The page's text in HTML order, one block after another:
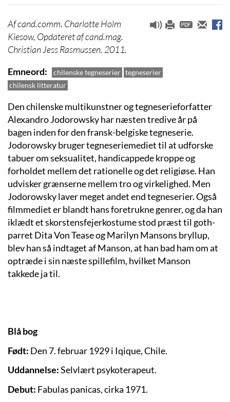
cand.comm. Charlotte Holm
Kiesow, Opdateret af cand.mag.
Christian Jess Rasmussen. 2011.
Emneord
chilenske tegneserier tegneserier
chilensk litteratur
Den chilenske multikunstner og tegneserieforfatter
Alexandro Jodorowsky har næsten tredive år på
bagen inden for den fransk-belgiske tegneserie.
Jodorowsky bruger tegneseriemediet til at udforske
tabuer om seksualitet, handicappede kroppe og
forholdet mellem det rationelle og det religiøse. Han
udvisker grænserne mellem tro og virkelighed. Men
Jodorowsky laver meget andet end tegneserier. Også
filmmediet er blandt hans foretrukne genrer, og da han
iklædt et skorstensfejerkostume stod præst til goth-
parret Dita Von Tease og Marilyn Mansons bryllup,
blev han så indtaget af Manson, at han bad ham om at
optræde i sin næste spillefilm, hvilket Manson
takkede ja til.
Blå bog
Født: Den 7. februar 1929 i Iqique, Chile.
Uddannelse:Selvlært psykoterapeut.
Debut: Fabulas panicas, cirka 1971.